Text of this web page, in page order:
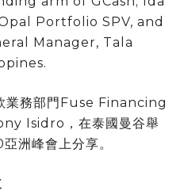
Portfolio SPV, and
Manager, Tala
業務部門Fuse Financing
Isidro，在泰國曼谷舉
洲峰會上分享。